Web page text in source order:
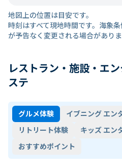
地図上の位置は目安です。
時刻はすべて現地時間です。海象
が予告なく変更される場合がありま
レストラン・施設・エ
ステ
グルメ体験
イブニング エン
リトリート体験
キッズ エン
おすすめポイント